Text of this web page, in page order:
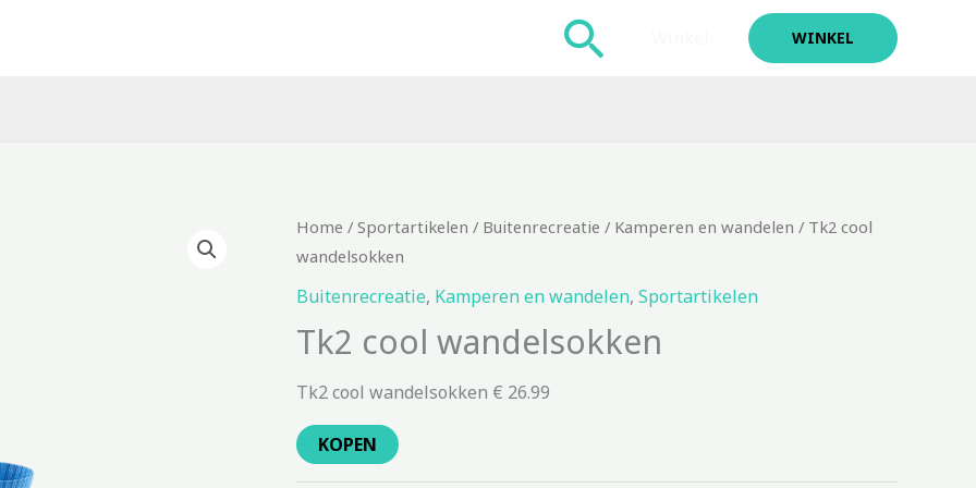
Zoeken WINKEL
Home / Sportartikelen / Buitenrecreatie / Kamperen en wandelen / Tk2 cool
wandelsokken
Buitenrecreatie, Kamperen en wandelen, Sportartikelen
Tk2 cool wandelsokken
Tk2 cool wandelsokken € 26.99
KOPEN